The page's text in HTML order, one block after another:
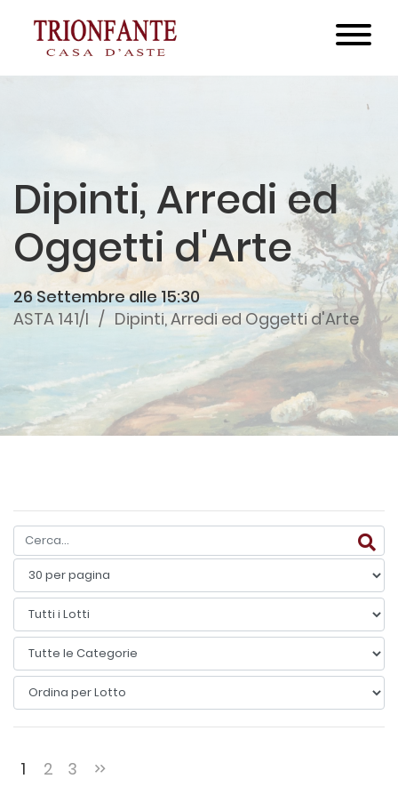
Dipinti, Arredi ed
Oggetti d'Arte
26 Settembre alle 15:30
ASTA 141/I
Dipinti, Arredi ed Oggetti d'Arte
1 2 3